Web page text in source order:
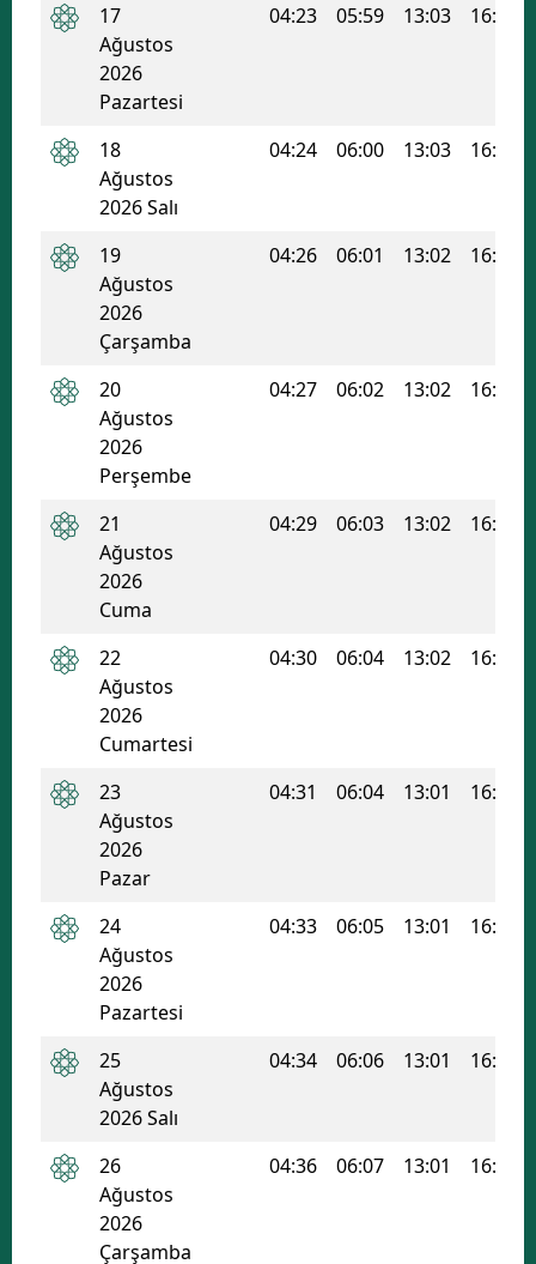
17
Ağustos
2026
Pazartesi
04:23 05:59 13:03 16:51
18
Ağustos
2026 Salı
04:24 06:00 13:03 16:50
19
Ağustos
2026
Çarşamba
04:26 06:01 13:02 16:49
20
Ağustos
2026
Perşembe
04:27 06:02 13:02 16:49
21
Ağustos
2026
Cuma
04:29 06:03 13:02 16:48
22
Ağustos
2026
Cumartesi
04:30 06:04 13:02 16:47
23
Ağustos
2026
Pazar
04:31 06:04 13:01 16:47
24
Ağustos
2026
Pazartesi
04:33 06:05 13:01 16:46
25
Ağustos
2026 Salı
04:34 06:06 13:01 16:45
26
Ağustos
2026
Çarşamba
04:36 06:07 13:01 16:44